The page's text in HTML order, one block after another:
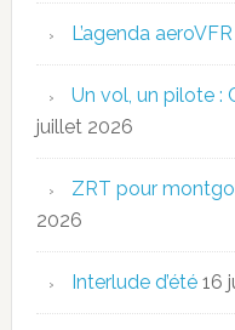
L’agenda
Un vol, un pilote :
juillet 2026
ZRT pour
2026
Interlude d’été 16